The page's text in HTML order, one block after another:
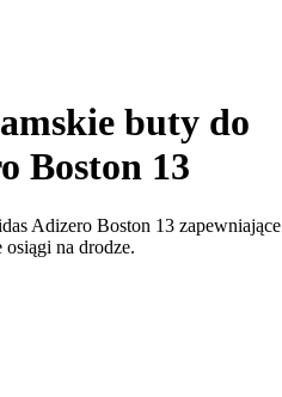
buty do
Boston 13
Adizero Boston 13 zapewniające
na drodze.